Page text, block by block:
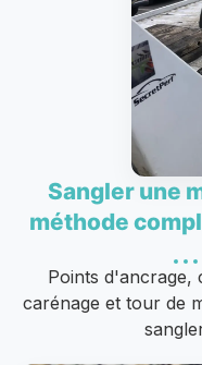
Sangler une
méthode
Points d'ancrage,
carénage et tour de